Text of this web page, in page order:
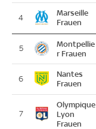
4
Marseille
Frauen
5
Montpellie
r Frauen
6
Nantes
Frauen
7
Olympique
Lyon
Frauen